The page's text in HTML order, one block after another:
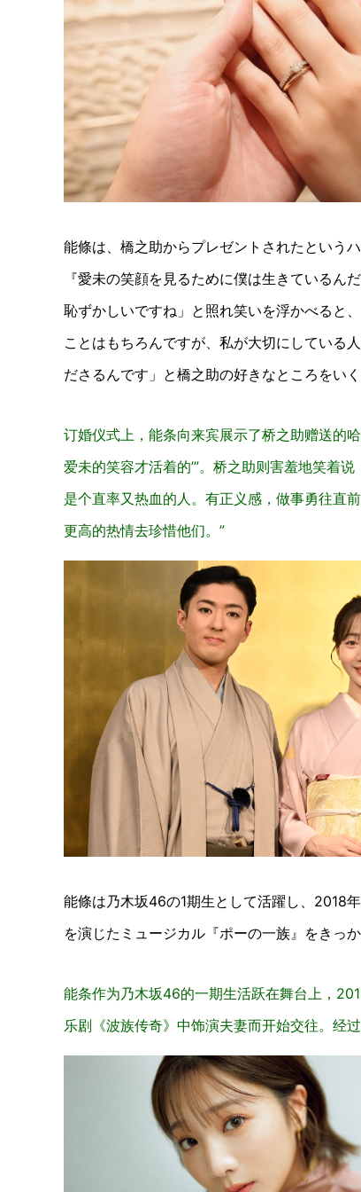
能條は、橋之助からプレゼントされたという
『愛未の笑顔を見るために僕は生きているん
恥ずかしいですね」と照れ笑いを浮かべると
ことはもちろんですが、私が大切にしている
ださるんです」と橋之助の好きなところをいく
订婚仪式上，能条向来宾展示了桥之助赠送的
爱未的笑容才活着的’”。桥之助则害羞地笑着
是个直率又热血的人。有正义感，做事勇往直
更高的热情去珍惜他们。”
能條は乃木坂46の1期生として活躍し、2018
を演じたミュージカル『ポーの一族』をきっ
能条作为乃木坂46的一期生活跃在舞台上，
乐剧《波族传奇》中饰演夫妻而开始交往。经